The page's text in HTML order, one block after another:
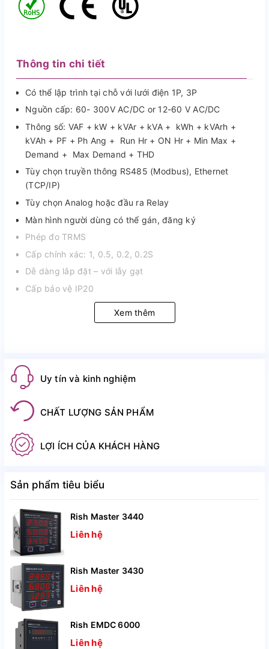
Thông tin chi tiết
Có thể lập trình tại chỗ với lưới điện 1P, 3P
Nguồn cấp: 60- 300V AC/DC or 12-60 V AC/DC
Thông số: VAF + kW + kVAr + kVA + kWh + kVArh +
kVAh + PF + Ph Ang + Run Hr + ON Hr + Min Max +
Demand + Max Demand + THD
Tùy chọn truyền thông RS485 (Modbus), Ethernet
(TCP/IP)
Tùy chọn Analog hoặc đầu ra Relay
Màn hình người dùng có thể gán, đăng ký
Phép đo TRMS
Cấp chính xác: 1, 0.5, 0.2, 0.2S
Dễ dàng lắp đặt – với lẫy gạt
Cấp bảo vệ IP20
Xem thêm
Uy tín và kinh nghiệm
CHẤT LƯỢNG SẢN PHẨM
LỢI ÍCH CỦA KHÁCH HÀNG
Sản phẩm tiêu biểu
Rish Master 3440
Liên hệ
Rish Master 3430
Liên hệ
Rish EMDC 6000
Liên hệ